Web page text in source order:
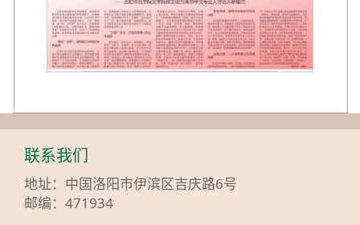
联系我们
地址：中国洛阳市伊滨区吉庆路6号
邮编：471934